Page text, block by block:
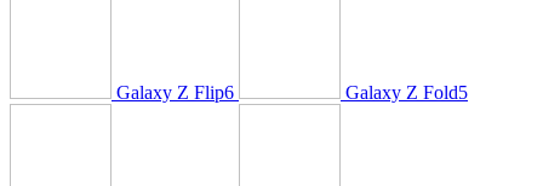
Galaxy Z Flip6 Galaxy Z Fold5